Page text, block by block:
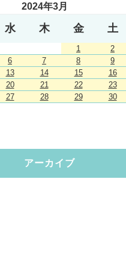
2024年3月
水 木 金 土
1 2
6 7 8 9
13 14 15 16
20 21 22 23
27 28 29 30
アーカイブ